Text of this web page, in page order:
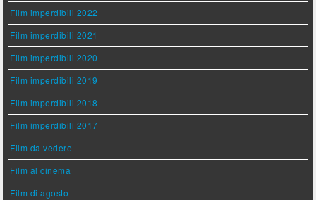
Film imperdibili 2022
Film imperdibili 2021
Film imperdibili 2020
Film imperdibili 2019
Film imperdibili 2018
Film imperdibili 2017
Film da vedere
Film al cinema
Film di agosto